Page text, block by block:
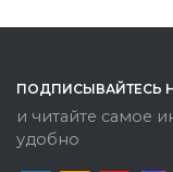
ПОДПИСЫВАЙТЕСЬ
и читайте самое
удобно